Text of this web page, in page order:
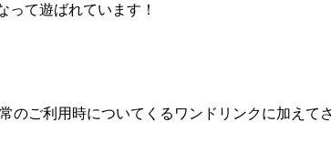
って遊ばれています！
のご利用時についてくるワンドリンクに加え